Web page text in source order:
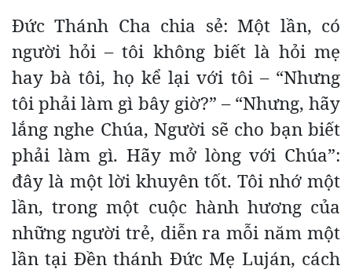
Đức Thánh Cha chia sẻ: Một lần, có
người hỏi – tôi không biết là hỏi mẹ
hay bà tôi, họ kể lại với tôi – “Nhưng
tôi phải làm gì bây giờ?” – “Nhưng, hãy
lắng nghe Chúa, Người sẽ cho bạn biết
phải làm gì. Hãy mở lòng với Chúa”:
đây là một lời khuyên tốt. Tôi nhớ một
lần, trong một cuộc hành hương của
những người trẻ, diễn ra mỗi năm một
lần tại Đền thánh Đức Mẹ Luján, cách